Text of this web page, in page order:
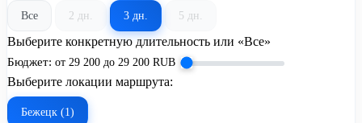
Все 2 дн. 3 дн. 5 дн.
Выберите конкретную длительность или «Все»
Бюджет: от 29 200 до 29 200 RUB
Выберите локации маршрута:
Бежецк (1)